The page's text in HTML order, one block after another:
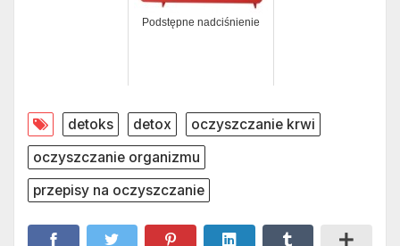
Podstępne nadciśnienie
detoks detox
oczyszczanie krwi
oczyszczanie organizmu
przepisy na oczyszczanie